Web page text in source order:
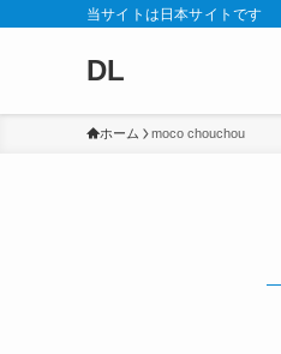
当サイトは日本サイトです
DL
ホーム moco chouchou